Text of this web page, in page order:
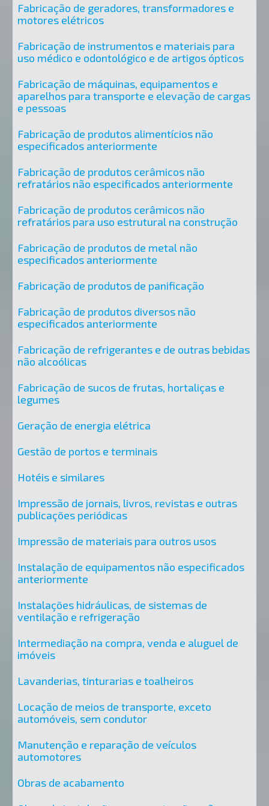
Fabricação de geradores, transformadores e
motores elétricos
Fabricação de instrumentos e materiais para
uso médico e odontológico e de artigos ópticos
Fabricação de máquinas, equipamentos e
aparelhos para transporte e elevação de cargas
e pessoas
Fabricação de produtos alimentícios não
especificados anteriormente
Fabricação de produtos cerâmicos não
refratários não especificados anteriormente
Fabricação de produtos cerâmicos não
refratários para uso estrutural na construção
Fabricação de produtos de metal não
especificados anteriormente
Fabricação de produtos de panificação
Fabricação de produtos diversos não
especificados anteriormente
Fabricação de refrigerantes e de outras bebidas
não alcoólicas
Fabricação de sucos de frutas, hortaliças e
legumes
Geração de energia elétrica
Gestão de portos e terminais
Hotéis e similares
Impressão de jornais, livros, revistas e outras
publicações periódicas
Impressão de materiais para outros usos
Instalação de equipamentos não especificados
anteriormente
Instalações hidráulicas, de sistemas de
ventilação e refrigeração
Intermediação na compra, venda e aluguel de
imóveis
Lavanderias, tinturarias e toalheiros
Locação de meios de transporte, exceto
automóveis, sem condutor
Manutenção e reparação de veículos
automotores
Obras de acabamento